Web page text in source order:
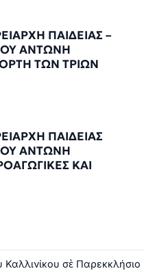
ΠΑΙΔΕΙΑΣ –
ΑΝΤΩΝΗ
ΤΩΝ ΤΡΙΩΝ
ΠΑΙΔΕΙΑΣ
ΑΝΤΩΝΗ
ΚΑΙ
σὲ Παρεκκλήσιο